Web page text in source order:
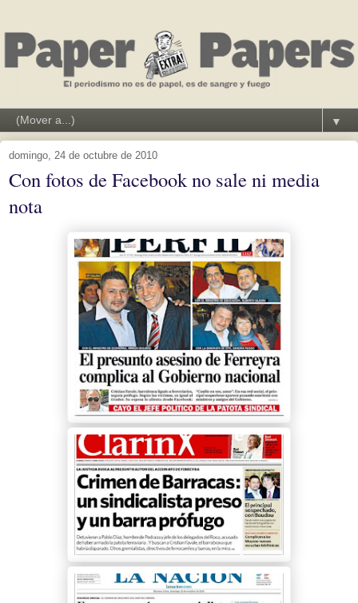
▼
domingo, 24 de octubre de 2010
Con fotos de Facebook no sale ni media
nota